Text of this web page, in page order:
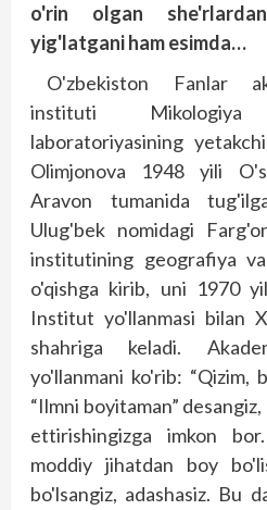
o'rin olgan
yig'latgani ham esimda…
O'zbekiston Fanlar
instituti
laboratoriyasining
Olimjonova 1948 yili
Aravon tumanida
Ulug'bek nomidagi
institutining geografiya
o'qishga kirib, uni 1970
Institut yo'llanmasi bilan
shahriga keladi.
yo'llanmani ko'rib: “Qizim,
“Ilmni boyitaman”
ettirishingizga imkon
moddiy jihatdan boy
bo'lsangiz, adashasiz. Bu